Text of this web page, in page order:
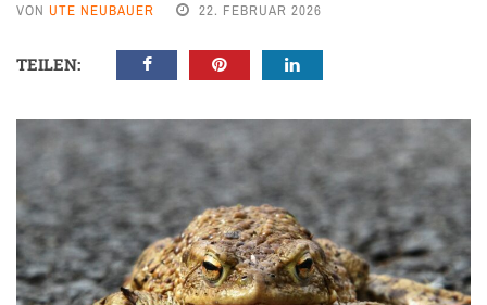
VON UTE NEUBAUER 22. FEBRUAR 2026
TEILEN: